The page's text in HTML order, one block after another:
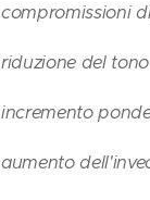
compromissioni
riduzione del
incremento
aumento